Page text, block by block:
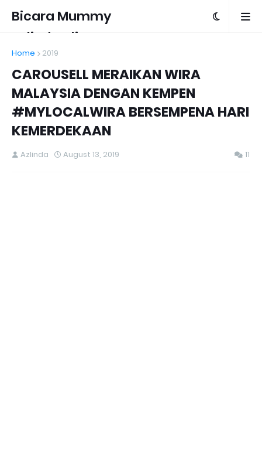
Bicara Mummy
Azlinda Alin
Home 2019
CAROUSELL MERAIKAN WIRA
MALAYSIA DENGAN KEMPEN
#MYLOCALWIRA BERSEMPENA HARI
KEMERDEKAAN
Azlinda August 13, 2019 11